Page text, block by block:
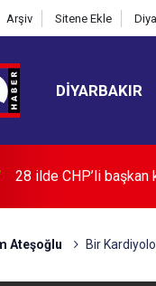
Arşiv Sitene Ekle
DIYARBAKIR
"Casperlar" suç
Ateşoğlu Bir